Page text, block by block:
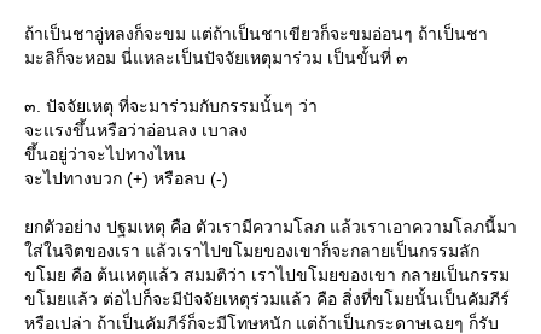
ถ้าเป็นชาอู่หลงก็จะขม แต่ถ้าเป็นชาเขียวก็จะขมอ่อนๆ ถ้าเป็นชา
มะลิก็จะหอม นี่แหละเป็นปัจจัยเหตุมาร่วม เป็นขั้นที่ ๓
๓. ปัจจัยเหตุ ที่จะมาร่วมกับกรรมนั้นๆ ว่า
จะแรงขึ้นหรือว่าอ่อนลง เบาลง
ขึ้นอยู่ว่าจะไปทางไหน
จะไปทางบวก (+) หรือลบ (-)
กตัวอย่าง ปฐมเหตุ คือ ตัวเรามีความโลภ แล้วเราเอาความโลภนี้มา
ส่ในจิตของเรา แล้วเราไปขโมยของเขาก็จะกลายเป็นกรรมลัก
ขโมย คือ ต้นเหตุแล้ว สมมติว่า เราไปขโมยของเขา กลายเป็นกรรม
ขโมยแล้ว ต่อไปก็จะมีปัจจัยเหตุร่วมแล้ว คือ สิ่งที่ขโมยนั้นเป็นคัมภีร์
หรือเปล่า ถ้าเป็นคัมภีร์ก็จะมีโทษหนัก แต่ถ้าเป็นกระดาษเฉยๆ ก็รับ